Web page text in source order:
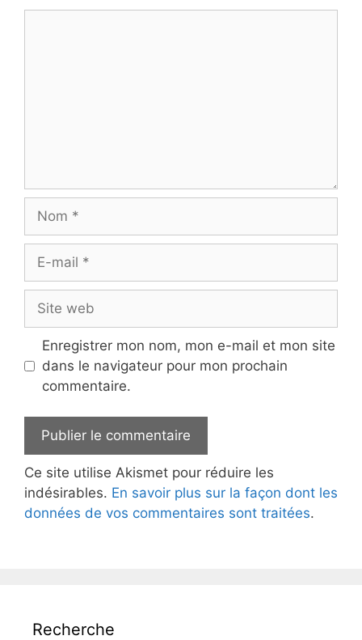
mail
web
Enregistrer mon nom, mon e-mail et mon site
dans le navigateur pour mon prochain
commentaire.
Ce site utilise Akismet pour réduire les
indésirables. En savoir plus sur la façon dont les
données de vos commentaires sont traitées.
Recherche